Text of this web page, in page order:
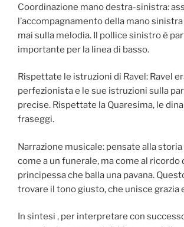
Coordinazione mano destra-sinistra:
l’accompagnamento della mano
mai sulla melodia. Il pollice sinistro è
importante per la linea di basso.
Rispettate le istruzioni di Ravel: Ravel
perfezionista e le sue istruzioni sulla
precise. Rispettate la Quaresima, le
fraseggi.
Narrazione musicale: pensate alla
come a un funerale, ma come al ricordo
principessa che balla una pavana.
trovare il tono giusto, che unisce grazia
In sintesi , per interpretare con